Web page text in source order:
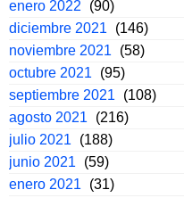
enero 2022
(90)
diciembre 2021
(146)
noviembre 2021
(58)
octubre 2021
(95)
septiembre 2021
(108)
agosto 2021
(216)
julio 2021
(188)
junio 2021
(59)
enero 2021
(31)